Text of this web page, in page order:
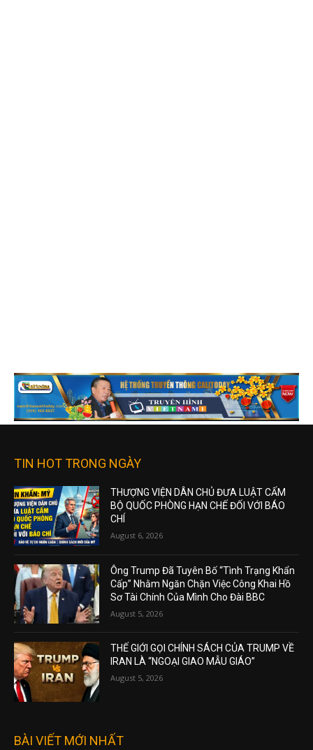
TIN HOT TRONG NGÀY
THƯỢNG VIỆN DÂN CHỦ ĐƯA LUẬT CẤM
BỘ QUỐC PHÒNG HẠN CHẾ ĐỐI VỚI BÁO
CHÍ
August 6, 2026
Ông Trump Đã Tuyên Bố “Tình Trạng Khẩn
Cấp” Nhằm Ngăn Chặn Việc Công Khai Hồ
Sơ Tài Chính Của Mình Cho Đài BBC
August 5, 2026
THẾ GIỚI GỌI CHÍNH SÁCH CỦA TRUMP VỀ
IRAN LÀ “NGOẠI GIAO MẪU GIÁO”
August 5, 2026
BÀI VIẾT MỚI NHẤT